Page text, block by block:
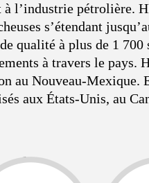
l’industrie pétrolière.
s’étendant
qualité à plus de 1
à travers le
au Nouveau-Mexique.
aux États-Unis, au